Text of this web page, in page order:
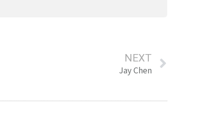
NEXT
Jay Chen